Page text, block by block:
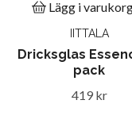
Lägg i
IITTALA
Dricksglas
pack
419 kr